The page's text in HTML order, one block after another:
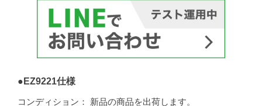
●EZ9221仕様
コンディション：
新品の商品を出荷します。